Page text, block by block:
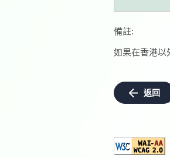
備註:
如果在香港以
返回